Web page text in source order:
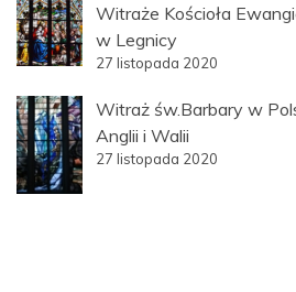
Witraże Kościoła
w Legnicy
27 listopada 2020
Witraż św.Barbary w
Anglii i Walii
27 listopada 2020